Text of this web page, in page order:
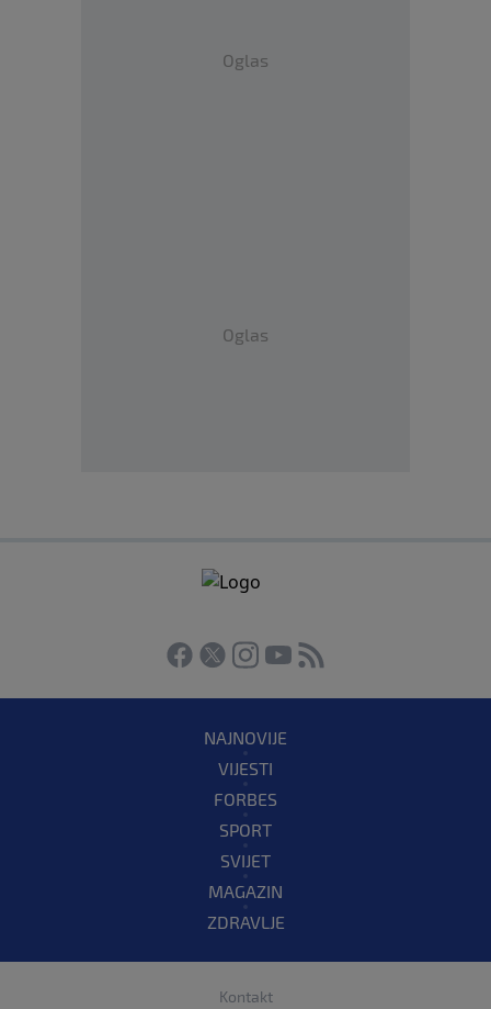
Oglas
Oglas
NAJNOVIJE
VIJESTI
FORBES
SPORT
SVIJET
MAGAZIN
ZDRAVLJE
Kontakt